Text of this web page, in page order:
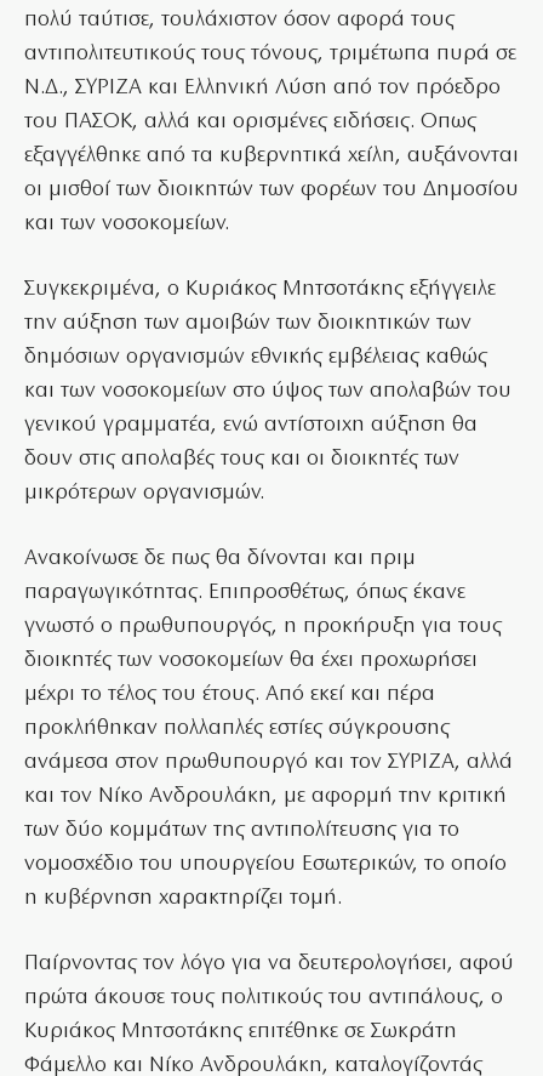
πολύ ταύτισε, τουλάχιστον όσον αφορά τους
αντιπολιτευτικούς τους τόνους, τριμέτωπα πυρά σε
Ν.Δ., ΣΥΡΙΖΑ και Ελληνική Λύση από τον πρόεδρο
του ΠΑΣΟΚ, αλλά και ορισμένες ειδήσεις. Οπως
εξαγγέλθηκε από τα κυβερνητικά χείλη, αυξάνονται
οι μισθοί των διοικητών των φορέων του Δημοσίου
και των νοσοκομείων.
Συγκεκριμένα, ο Κυριάκος Μητσοτάκης εξήγγειλε
την αύξηση των αμοιβών των διοικητικών των
δημόσιων οργανισμών εθνικής εμβέλειας καθώς
και των νοσοκομείων στο ύψος των απολαβών του
γενικού γραμματέα, ενώ αντίστοιχη αύξηση θα
δουν στις απολαβές τους και οι διοικητές των
μικρότερων οργανισμών.
Ανακοίνωσε δε πως θα δίνονται και πριμ
παραγωγικότητας. Επιπροσθέτως, όπως έκανε
γνωστό ο πρωθυπουργός, η προκήρυξη για τους
διοικητές των νοσοκομείων θα έχει προχωρήσει
μέχρι το τέλος του έτους. Από εκεί και πέρα
προκλήθηκαν πολλαπλές εστίες σύγκρουσης
ανάμεσα στον πρωθυπουργό και τον ΣΥΡΙΖΑ, αλλά
και τον Νίκο Ανδρουλάκη, με αφορμή την κριτική
των δύο κομμάτων της αντιπολίτευσης για το
νομοσχέδιο του υπουργείου Εσωτερικών, το οποίο
η κυβέρνηση χαρακτηρίζει τομή.
Παίρνοντας τον λόγο για να δευτερολογήσει, αφού
πρώτα άκουσε τους πολιτικούς του αντιπάλους, ο
Κυριάκος Μητσοτάκης επιτέθηκε σε Σωκράτη
Φάμελλο και Νίκο Ανδρουλάκη, καταλογίζοντάς